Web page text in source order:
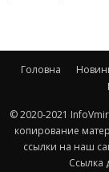
Головна
© 2020-2021
копирование
ссылки на наш
Ссылка